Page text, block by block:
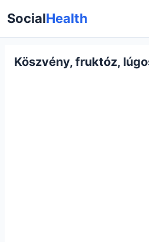
SocialHealth
Köszvény, fruktóz,